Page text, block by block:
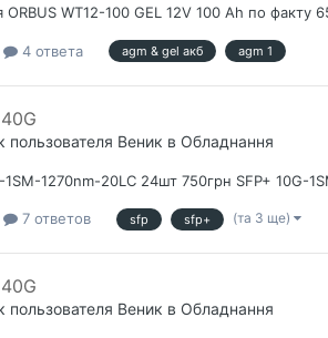
ORBUS WT12-100 GEL 12V 100 Ah по факту
4 ответа agm & gel акб agm 1
пользователя Веник в Обладнання
1270nm-20LC 24шт 750грн SFP+ 10G-
7 ответов sfp sfp+ (та 3 ще)
пользователя Веник в Обладнання